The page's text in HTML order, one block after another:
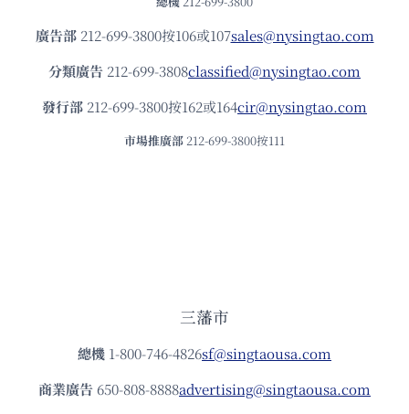
廣告部212-699-3800按106或107sales@nysingtao.com
分類廣告 212-699-3808classified@nysingtao.com
發⾏部 212-699-3800按162或164cir@nysingtao.com
市場推廣部 212-699-3800按111
三藩市
總機 1-800-746-4826sf@singtaousa.com
商業廣告 650-808-8888advertising@singtaousa.com